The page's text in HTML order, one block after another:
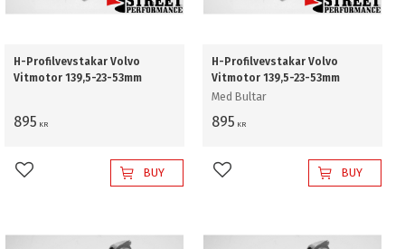
H-Profilvevstakar Volvo
Vitmotor 139,5-23-53mm
895 KR
Add to favorites BUY
H-Profilvevstakar Volvo
Vitmotor 139,5-23-53mm
Med Bultar
895 KR
Add to favorites BUY